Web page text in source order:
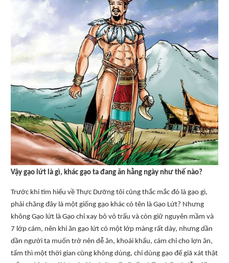
Vậy gạo lứt là gì, khác gạo ta đang ăn hằng ngày như thế nào?
Trước khi tìm hiểu về Thực Dưỡng tôi cũng thắc mắc đó là gạo gì,
phải chăng đây là một giống gạo khác có tên là Gạo Lứt? Nhưng
không Gạo lứt là Gạo chỉ xay bỏ vỏ trấu và còn giữ nguyên mầm và
7 lớp cám, nên khi ăn gạo lứt có một lớp màng rất dày, nhưng dần
dần người ta muốn trở nên dễ ăn, khoái khẩu, cám chỉ cho lợn ăn,
tấm thì một thời gian cũng không dùng, chỉ dùng gạo để giã xát thật